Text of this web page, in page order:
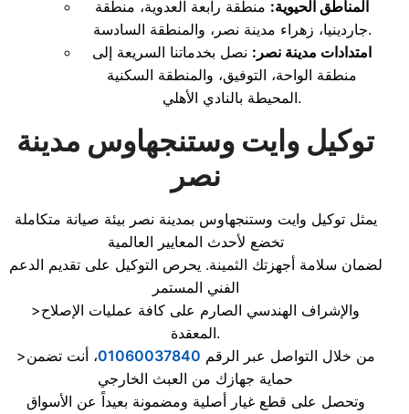
المناطق الحيوية: منطقة رابعة العدوية، منطقة
جاردينيا، زهراء مدينة نصر، والمنطقة السادسة.
امتدادات مدينة نصر: نصل بخدماتنا السريعة إلى
منطقة الواحة، التوفيق، والمنطقة السكنية
المحيطة بالنادي الأهلي.
توكيل وايت وستنجهاوس مدينة
نصر
يمثل توكيل وايت وستنجهاوس بمدينة نصر بيئة صيانة متكاملة
تخضع لأحدث المعايير العالمية
لضمان سلامة أجهزتك الثمينة. يحرص التوكيل على تقديم الدعم
الفني المستمر
>والإشراف الهندسي الصارم على كافة عمليات الإصلاح
المعقدة.
>من خلال التواصل عبر الرقم 01060037840، أنت تضمن
حماية جهازك من العبث الخارجي
وتحصل على قطع غيار أصلية ومضمونة بعيداً عن الأسواق